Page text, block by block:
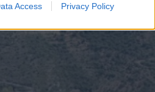
Access Privacy Policy